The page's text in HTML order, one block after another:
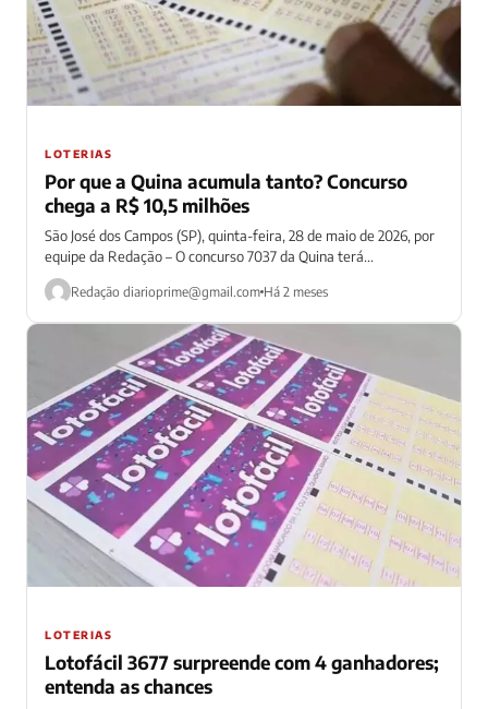
LOTERIAS
Por que a Quina acumula tanto? Concurso
chega a R$ 10,5 milhões
São José dos Campos (SP), quinta-feira, 28 de maio de 2026, por
equipe da Redação – O concurso 7037 da Quina terá...
Redação diarioprime@gmail.com Há 2 meses
LOTERIAS
Lotofácil 3677 surpreende com 4 ganhadores;
entenda as chances